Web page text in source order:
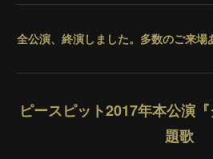
全公演、終演しました。多数のご来場
ピースピット2017年本公演
題歌